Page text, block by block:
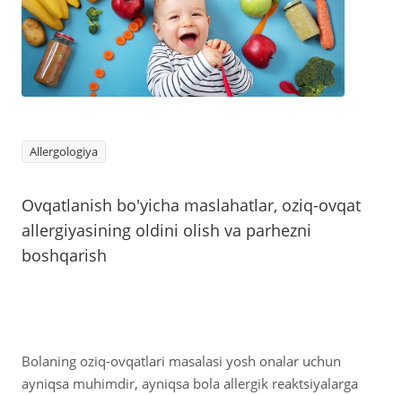
Allergologiya
Ovqatlanish bo'yicha maslahatlar, oziq-ovqat
allergiyasining oldini olish va parhezni
boshqarish
Bolaning oziq-ovqatlari masalasi yosh onalar uchun
ayniqsa muhimdir, ayniqsa bola allergik reaktsiyalarga